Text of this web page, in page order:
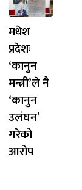
मधेश
प्रदेशः
‘कानुन
मन्त्री’ले नै
‘कानुन
उलंघन’
गरेको
आरोप